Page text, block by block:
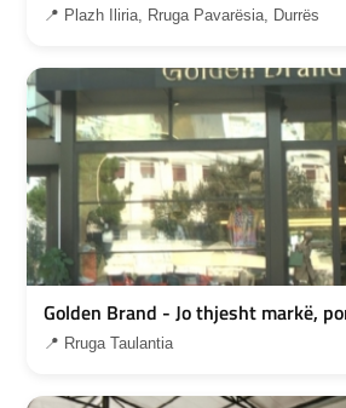
📍 Plazh Iliria, Rruga Pavarësia, Durrës
Golden Brand - Jo thjesht markë,
📍 Rruga Taulantia